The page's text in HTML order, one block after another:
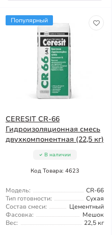
Популярный
CERESIT CR-66
Гидроизоляционная смесь
двухкомпонентная (22,5 кг)
В наличии
Код Товара: 4623
Модель:
CR-66
Тип готовности:
Сухая
Состав смеси:
Цементный
Фасовка:
Мешок
Вес:
22,5 кг